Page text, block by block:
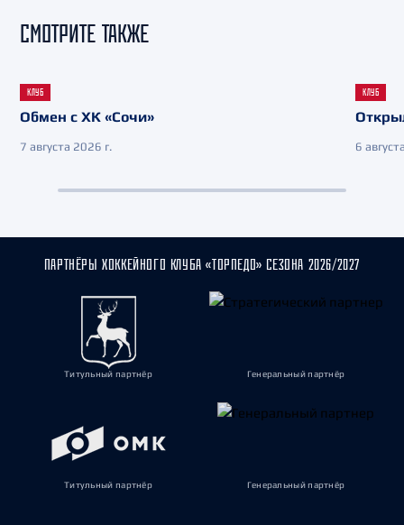
СМОТРИТЕ ТАКЖЕ
КЛУБ
Обмен с ХК «Сочи»
7 августа 2026 г.
КЛУБ
6
ПАРТНЁРЫ ХОККЕЙНОГО КЛУБА «ТОРПЕДО» СЕЗОНА 2026/2027
Титульный партнёр Генеральный партнёр
Титульный партнёр Генеральный партнёр